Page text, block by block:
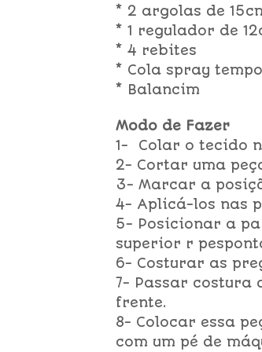
* 2 argolas de
* 1 regulador de
* 4 rebites
* Cola spray
* Balancim
Modo de Fazer
1- Colar o tecido
2- Cortar uma
3- Marcar a
4- Aplicá-los nas
5- Posicionar a
superior r
6- Costurar as
7- Passar costura
frente.
8- Colocar essa
com um pé de